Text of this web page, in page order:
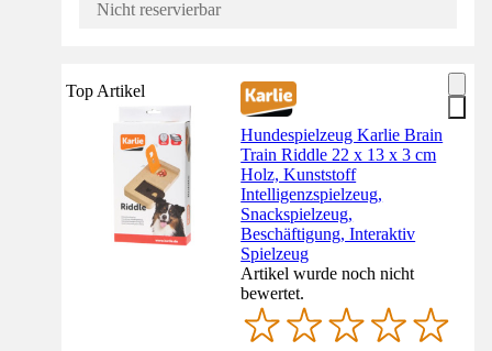
Nicht reservierbar
Top Artikel
Hundespielzeug Karlie Brain
Train Riddle 22 x 13 x 3 cm
Holz, Kunststoff
Intelligenzspielzeug,
Snackspielzeug,
Beschäftigung, Interaktiv
Spielzeug
Artikel wurde noch nicht
bewertet.